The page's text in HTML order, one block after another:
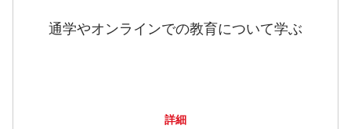
通学やオンラインでの教育について学ぶ
詳細